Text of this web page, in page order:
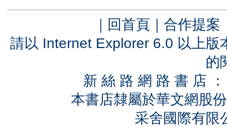
｜ 回首頁 ｜ 合作提案
請以 Internet Explorer 6.0 以上
的
新 絲 路 網 路 書 店
本書店隸屬於華文網股
采舍國際有